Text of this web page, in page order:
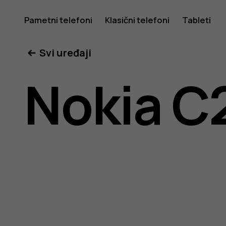
za
korisnike
Pametni telefoni Klasični telefoni Tableti
Svi uređaji
Nokia